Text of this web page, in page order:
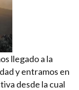
llegado a la
y entramos en
desde la cual